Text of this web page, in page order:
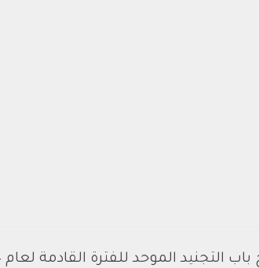
التجنيد الموحد للفترة القادمة لعام 1444هـ